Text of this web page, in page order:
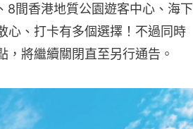
8間香港地質公園遊客中心、海下
心、打卡有多個選擇！不過同時
將繼續關閉直至另行通告。